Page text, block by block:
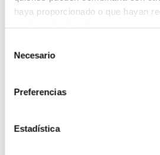
haya proporcionado o que hayan
Necesario
Preferencias
Estadística
NO